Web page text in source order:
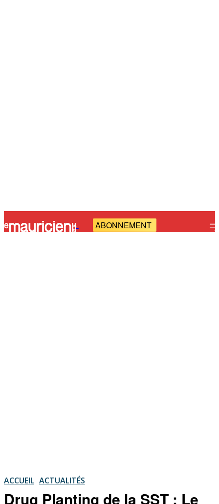
- ABONNEMENT
ACCUEIL ACTUALITÉS
Drug Planting de la SST : Le